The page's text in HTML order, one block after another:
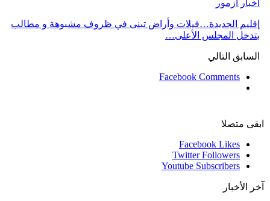
أخبار أزمور
إقليم الجديدة…فيلات وأراض تبنى في ظروف مشبوهة و مطالب
بتدخل المجلس الأعلى…
السابق التالي
Facebook Comments
ابقى متصلا
Facebook Likes
Twitter Followers
Youtube Subscribers
آخر الأخبار